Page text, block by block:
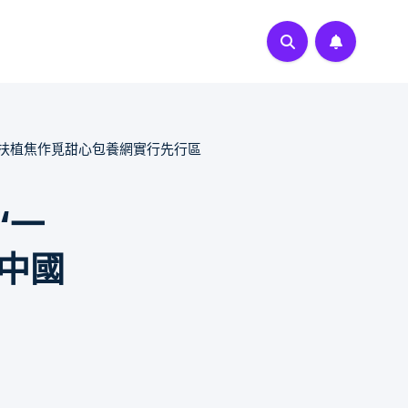
植焦作覓甜心包養網實行先行區
一
國